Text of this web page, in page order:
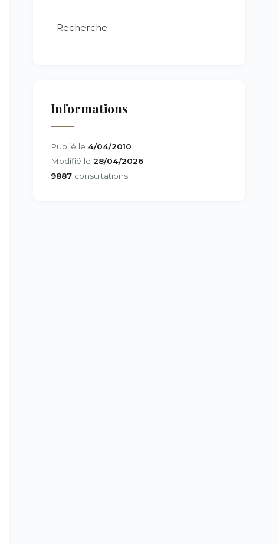
Recherche
Informations
Publié le 4/04/2010
Modifié le 28/04/2026
9887 consultations